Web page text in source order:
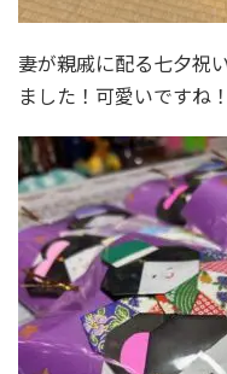
妻が親戚に配る七夕祝
ました！可愛いですね！